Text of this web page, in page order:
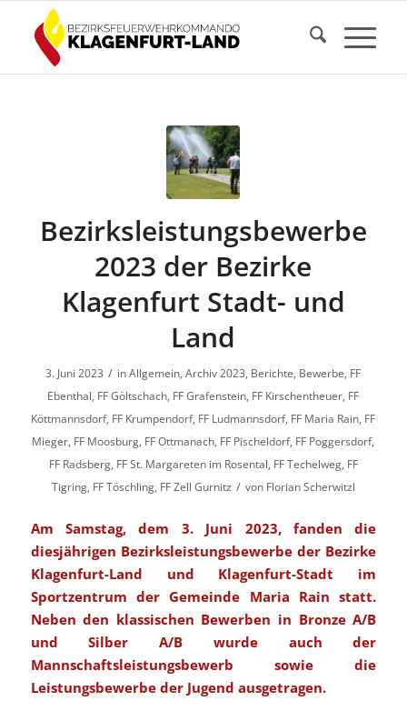
Bezirksleistungsbewerbe
2023 der Bezirke
Klagenfurt Stadt- und
Land
3. Juni 2023 / inAllgemein,Archiv 2023, Berichte, Bewerbe, FF
Ebenthal, FF Göltschach, FF Grafenstein, FF Kirschentheuer, FF
Köttmannsdorf, FF Krumpendorf, FF Ludmannsdorf, FF Maria Rain, FF
Mieger, FF Moosburg, FF Ottmanach, FF Pischeldorf, FF Poggersdorf,
FF Radsberg, FF St. Margareten im Rosental, FF Techelweg, FF
Tigring, FF Töschling, FF Zell Gurnitz / von Florian Scherwitzl
Am Samstag, dem 3. Juni 2023, fanden die
diesjährigen Bezirksleistungsbewerbe der Bezirke
Klagenfurt-Land und Klagenfurt-Stadt im
Sportzentrum der Gemeinde Maria Rain statt.
Neben den klassischen Bewerben in Bronze A/B
und Silber A/B wurde auch der
Mannschaftsleistungsbewerb sowie die
Leistungsbewerbe der Jugend ausgetragen.